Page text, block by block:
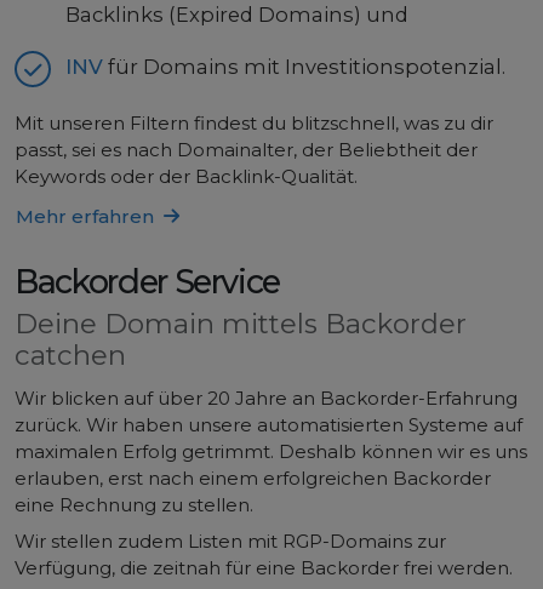
Backlinks (Expired Domains) und
INV für Domains mit Investitionspotenzial.
Mit unseren Filtern findest du blitzschnell, was zu dir
passt, sei es nach Domainalter, der Beliebtheit der
Keywords oder der Backlink-Qualität.
Mehr erfahren
Backorder Service
Deine Domain mittels Backorder
catchen
Wir blicken auf über 20 Jahre an Backorder-Erfahrung
zurück. Wir haben unsere automatisierten Systeme auf
maximalen Erfolg getrimmt. Deshalb können wir es uns
erlauben, erst nach einem erfolgreichen Backorder
eine Rechnung zu stellen.
Wir stellen zudem Listen mit RGP-Domains zur
Verfügung, die zeitnah für eine Backorder frei werden.